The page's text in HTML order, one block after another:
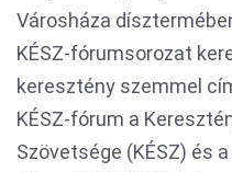
Városháza
KÉSZ-fórumsorozat
keresztény szemmel
KÉSZ-fórum a
Szövetsége (KÉSZ) és